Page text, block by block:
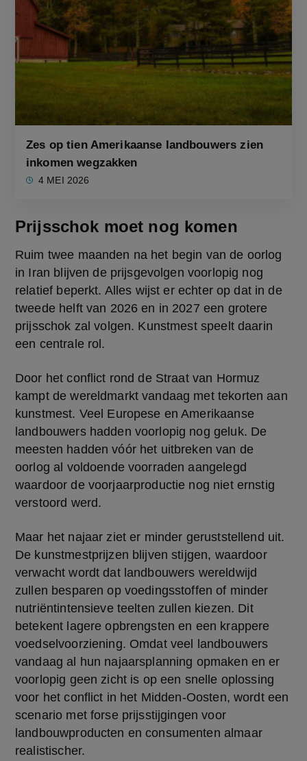
Zes op tien Amerikaanse landbouwers zien
inkomen wegzakken
4 MEI 2026
Prijsschok moet nog komen
Ruim twee maanden na het begin van de oorlog
in Iran blijven de prijsgevolgen voorlopig nog
relatief beperkt. Alles wijst er echter op dat in de
tweede helft van 2026 en in 2027 een grotere
prijsschok zal volgen. Kunstmest speelt daarin
een centrale rol.
Door het conflict rond de Straat van Hormuz
kampt de wereldmarkt vandaag met tekorten aan
kunstmest. Veel Europese en Amerikaanse
landbouwers hadden voorlopig nog geluk. De
meesten hadden vóór het uitbreken van de
oorlog al voldoende voorraden aangelegd
waardoor de voorjaarproductie nog niet ernstig
verstoord werd.
Maar het najaar ziet er minder geruststellend uit.
De kunstmestprijzen blijven stijgen, waardoor
verwacht wordt dat landbouwers wereldwijd
zullen besparen op voedingsstoffen of minder
nutriëntintensieve teelten zullen kiezen. Dit
betekent lagere opbrengsten en een krappere
voedselvoorziening. Omdat veel landbouwers
vandaag al hun najaarsplanning opmaken en er
voorlopig geen zicht is op een snelle oplossing
voor het conflict in het Midden-Oosten, wordt een
scenario met forse prijsstijgingen voor
landbouwproducten en consumenten almaar
realistischer.